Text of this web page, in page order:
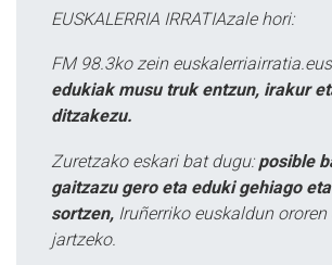
EUSKALERRIA IRRATIAzale hori:
FM 98.3ko zein
edukiak musu truk entzun, irakur
ditzakezu.
Zuretzako eskari bat dugu: posible
gaitzazu gero eta eduki gehiago
sortzen, Iruñerriko euskaldun ororen
jartzeko.